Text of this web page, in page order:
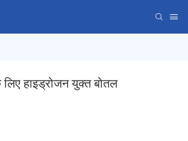
हाइड्रोजन युक्त बोतल